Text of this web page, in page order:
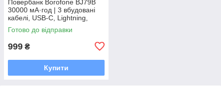
Повербанк Borofone BJ79B
30000 мА·год | 3 вбудовані
кабелі, USB-C, Lightning,
USB-A, Smart ID, чорний
Готово до відправки
999 ₴
Купити